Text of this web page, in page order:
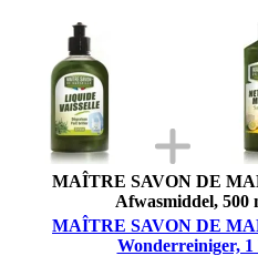
MAÎTRE SAVON DE
Afwasmiddel, 500
MAÎTRE SAVON DE
Wonderreiniger, 1